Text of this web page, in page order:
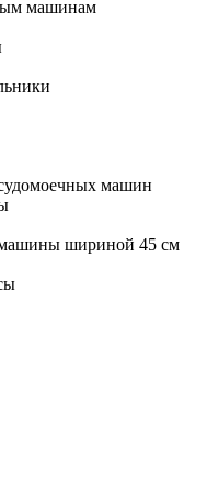
машинам
машин
шириной 45 см